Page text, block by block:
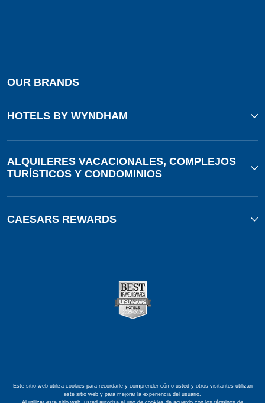
OUR BRANDS
HOTELS BY WYNDHAM
ALQUILERES VACACIONALES, COMPLEJOS
TURÍSTICOS Y CONDOMINIOS
CAESARS REWARDS
Este sitio web utiliza cookies para recordarle y comprender cómo usted y otros visitantes utilizan
este sitio web y para mejorar la experiencia del usuario.